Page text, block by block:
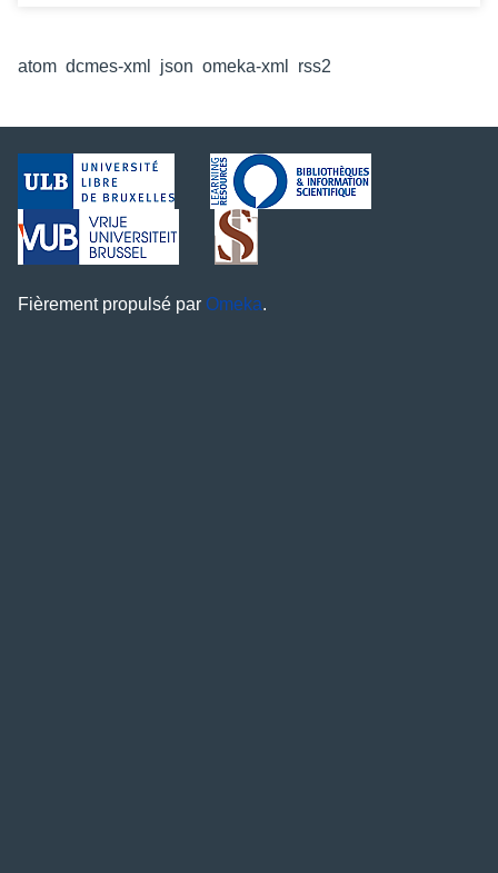
atom dcmes-xml json omeka-xml rss2
Fièrement propulsé par Omeka.